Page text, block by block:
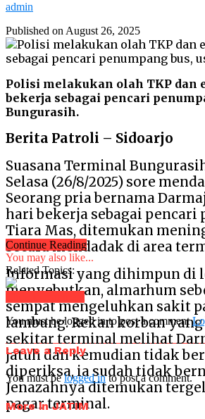
admin
Published on August 26, 2025
Polisi melakukan olah TKP dan
bekerja sebagai pencari
Bungurasih.
Berita Patroli – Sidoarjo
Suasana Terminal
Selasa (26/8/2025) sore
Seorang pria bernama
hari bekerja sebagai pencari
Tiara Mas, ditemukan
secara mendadak di area
Informasi yang dihimpun di
menyebutkan, almarhum
sempat mengeluhkan sakit
lambung. Rekan korban
sekitar terminal melihat
jatuh dan kemudian tidak
diperiksa, ia sudah tidak
Jenazahnya ditemukan
pagar terminal.
Continue Reading
You may also like...
Related Topics:
You must be logged in to post a comment
Leave a Reply
You must belogged into post a comment.
More in JATIM